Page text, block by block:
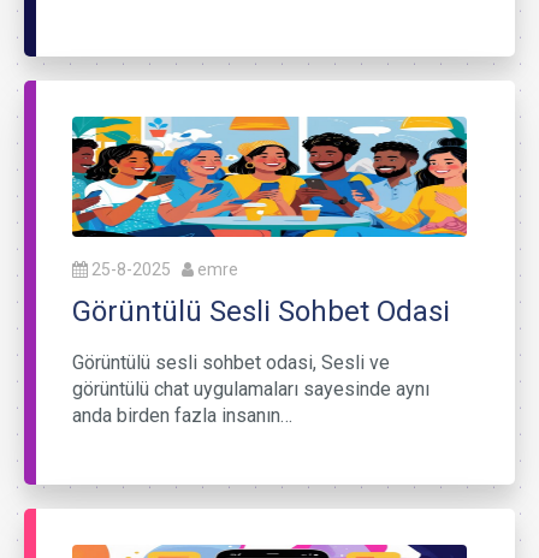
25-8-2025 emre
Görüntülü Sesli Sohbet Odasi
Görüntülü sesli sohbet odasi, Sesli ve
görüntülü chat uygulamaları sayesinde aynı
anda birden fazla insanın…